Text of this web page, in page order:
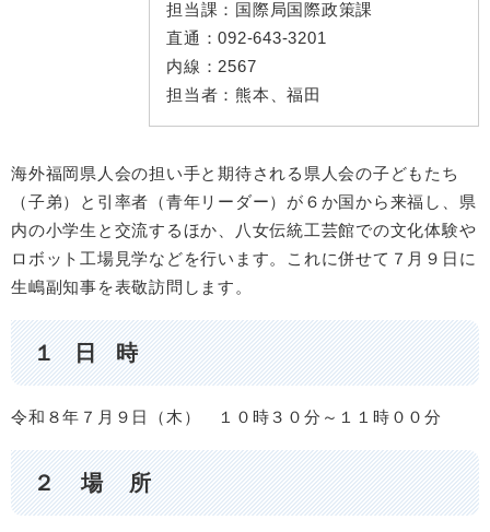
担当課： 国際局国際政策課
直通：092-643-3201
内線： 2567
担当者： 熊本、福田
海外福岡県人会の担い手と期待される県人会の子どもたち
（子弟）と引率者（青年リーダー）が６か国から来福し、県
内の小学生と交流するほか、八女伝統工芸館での文化体験や
ロボット工場見学などを行います。これに併せて７月９日に
生嶋副知事を表敬訪問します。
１ 日 時
令和８年７月９日（木） １０時３０分～１１時００分
２ 場 所